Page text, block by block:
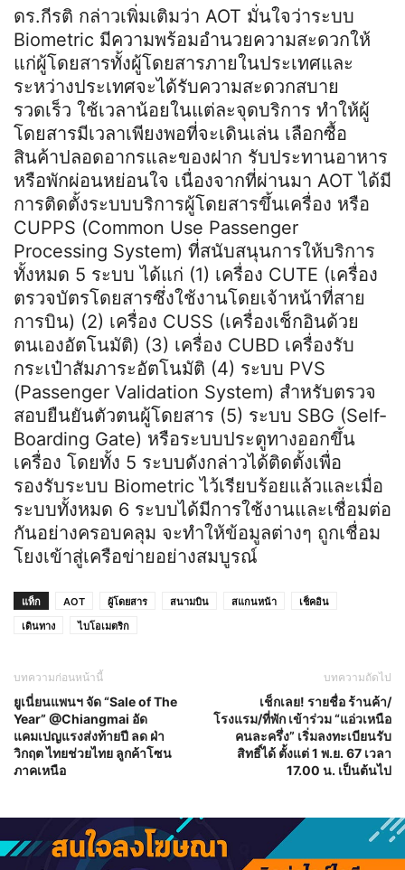
ดร.กีรติ กล่าวเพิ่มเติมว่า AOT มั่นใจว่าระบบ
Biometric มีความพร้อมอำนวยความสะดวกให้
แก่ผู้โดยสารทั้งผู้โดยสารภายในประเทศและ
ระหว่างประเทศจะได้รับความสะดวกสบาย
รวดเร็ว ใช้เวลาน้อยในแต่ละจุดบริการ ทำให้ผู้
โดยสารมีเวลาเพียงพอที่จะเดินเล่น เลือกซื้อ
สินค้าปลอดอากรและของฝาก รับประทานอาหาร
หรือพักผ่อนหย่อนใจ เนื่องจากที่ผ่านมา AOT ได้มี
การติดตั้งระบบบริการผู้โดยสารขึ้นเครื่อง หรือ
CUPPS (Common Use Passenger
Processing System) ที่สนับสนุนการให้บริการ
ทั้งหมด 5 ระบบ ได้แก่ (1) เครื่อง CUTE (เครื่อง
ตรวจบัตรโดยสารซึ่งใช้งานโดยเจ้าหน้าที่สาย
การบิน) (2) เครื่อง CUSS (เครื่องเช็กอินด้วย
ตนเองอัตโนมัติ) (3) เครื่อง CUBD เครื่องรับ
กระเป๋าสัมภาระอัตโนมัติ (4) ระบบ PVS
(Passenger Validation System) สำหรับตรวจ
สอบยืนยันตัวตนผู้โดยสาร (5) ระบบ SBG (Self-
Boarding Gate) หรือระบบประตูทางออกขึ้น
เครื่อง โดยทั้ง 5 ระบบดังกล่าวได้ติดตั้งเพื่อ
รองรับระบบ Biometric ไว้เรียบร้อยแล้วและเมื่อ
ระบบทั้งหมด 6 ระบบได้มีการใช้งานและเชื่อมต่อ
กันอย่างครอบคลุม จะทำให้ข้อมูลต่างๆ ถูกเชื่อม
โยงเข้าสู่เครือข่ายอย่างสมบูรณ์
แท็ก AOT ผู้โดยสาร สนามบิน สแกนหน้า
เช็คอิน
เดินทาง
ไบโอเมตริก
บทความก่อนหน้านี้
ยูเนี่ยนแพนฯ จัด “Sale of The
Year” @Chiangmai อัด
แคมเปญแรงส่งท้ายปี ลด ฝ่า
วิกฤต ไทยช่วยไทย ลูกค้าโซน
ภาคเหนือ
บทความถัดไป
เช็กเลย! รายชื่อ ร้านค้า/
โรงแรม/ที่พัก เข้าร่วม “แอ่วเหนือ
คนละครึ่ง” เริ่มลงทะเบียนรับ
สิทธิ์ได้ ตั้งแต่ 1 พ.ย. 67 เวลา
17.00 น. เป็นต้นไป